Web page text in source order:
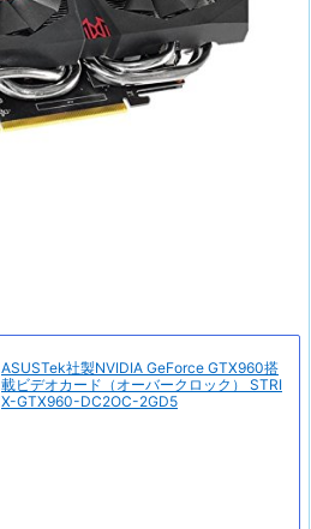
ASUSTek社製NVIDIA GeForce GTX960搭
載ビデオカード（オーバークロック） STRI
X-GTX960-DC2OC-2GD5